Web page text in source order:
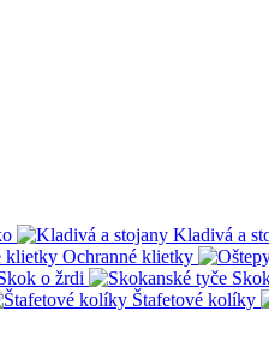
Kladivá a
Ochranné klietky
o žrdi
Štafetové kolíky